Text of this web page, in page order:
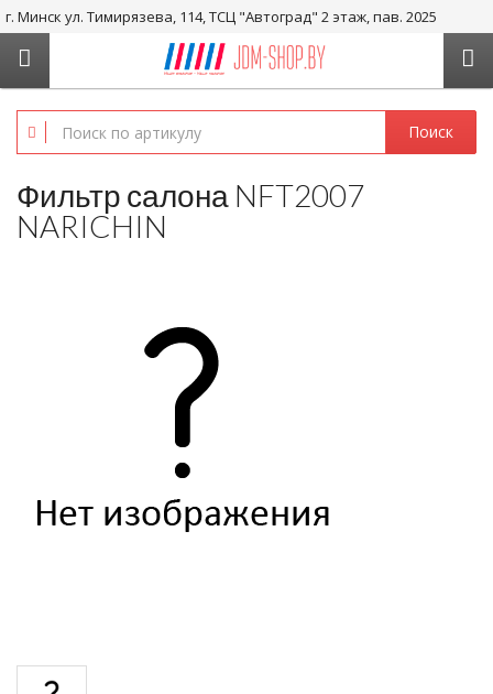
г. Минск ул. Тимирязева, 114, ТСЦ "Автоград" 2 этаж, пав. 2025
+375 29-656-05-36, +375 29-238-05-36
Поиск
Фильтр салона NFT2007
NARICHIN